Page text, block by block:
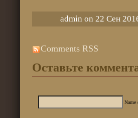
admin on 22 Сен
Comments RSS
Оставьте
Name